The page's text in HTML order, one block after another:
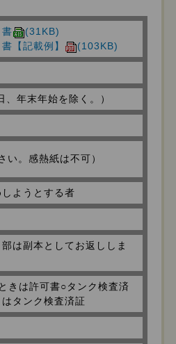
(31KB)
【記載例】
(103KB)
年末年始を除く。）
。感熱紙は不可）
ようとする者
は副本としてお返ししま
きは許可書○タンク検査済
タンク検査済証